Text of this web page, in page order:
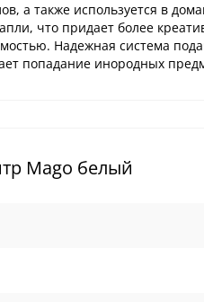
а также используется в
что придает более
Надежная система
попадание инородных
Mago белый